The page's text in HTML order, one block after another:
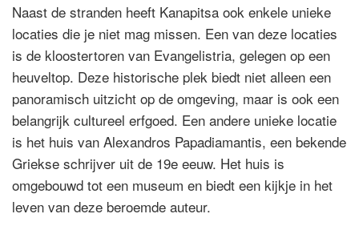
Naast de stranden heeft Kanapitsa ook enkele unieke
locaties die je niet mag missen. Een van deze locaties
is de kloostertoren van Evangelistria, gelegen op een
heuveltop. Deze historische plek biedt niet alleen een
panoramisch uitzicht op de omgeving, maar is ook een
belangrijk cultureel erfgoed. Een andere unieke locatie
is het huis van Alexandros Papadiamantis, een bekende
Griekse schrijver uit de 19e eeuw. Het huis is
omgebouwd tot een museum en biedt een kijkje in het
leven van deze beroemde auteur.